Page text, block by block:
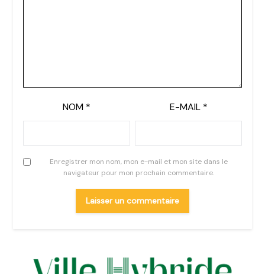
NOM * E-MAIL *
Enregistrer mon nom, mon e-mail et mon site dans le
navigateur pour mon prochain commentaire.